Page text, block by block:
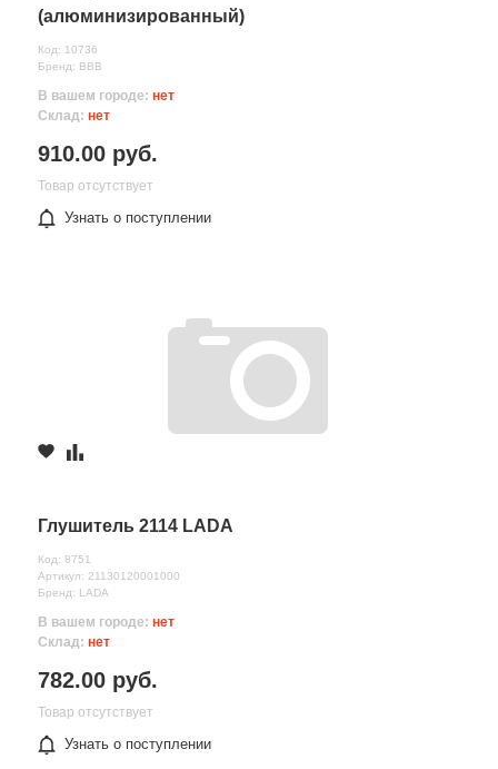
(алюминизированный)
Код: 10736
Бренд: ВВВ
В вашем городе: нет
Склад: нет
910.00 руб.
Товар отсутствует
Узнать о поступлении
Глушитель 2114 LADA
Код: 8751
Артикул: 21130120001000
Бренд: LADA
В вашем городе: нет
Склад: нет
782.00 руб.
Товар отсутствует
Узнать о поступлении